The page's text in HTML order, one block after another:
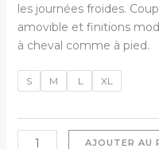
les journées froides.
amovible et finitions
à cheval comme à pied.
S M L XL
AJOUTER AU